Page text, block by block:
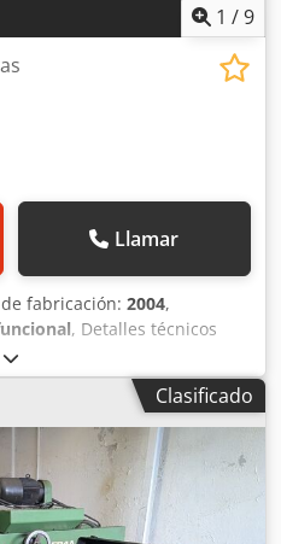
1 /9
Llamar
fabricación: 2004,
, Detalles técnicos
Ad Nerf Recorrido
400 mm Control: Heidenhain
800 x 400 mm
del husillo -
rpm Motor principal: 5,5
kW Peso de la máquina
m Información adicional
410M * Sistema de
Clasificado